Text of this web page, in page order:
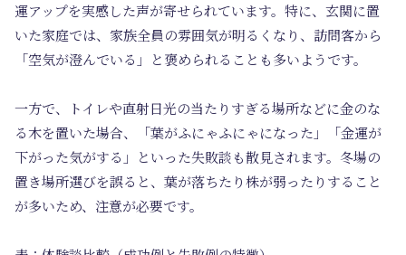
運アップを実感した声が寄せられています。特に、玄関に置
いた家庭では、家族全員の雰囲気が明るくなり、訪問客から
「空気が澄んでいる」と褒められることも多いようです。
一方で、トイレや直射日光の当たりすぎる場所などに金のな
る木を置いた場合、「葉がふにゃふにゃになった」「金運が
下がった気がする」といった失敗談も散見されます。冬場の
置き場所選びを誤ると、葉が落ちたり株が弱ったりすること
が多いため、注意が必要です。